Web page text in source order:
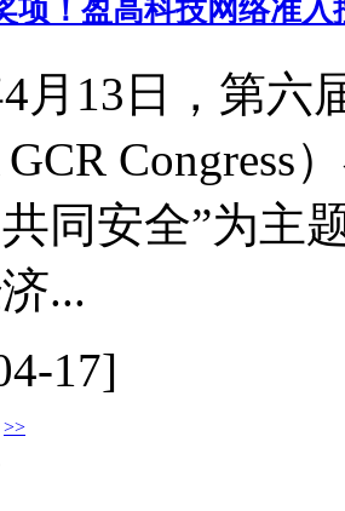
项！盈高科技网络准
月13日，第六
GCR
同安全”为主
...
17]
>>